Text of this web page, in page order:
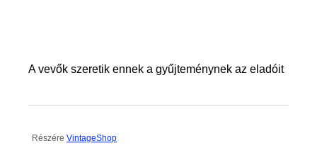
A vevők szeretik ennek a gyűjteménynek az eladóit
Részére VintageShop